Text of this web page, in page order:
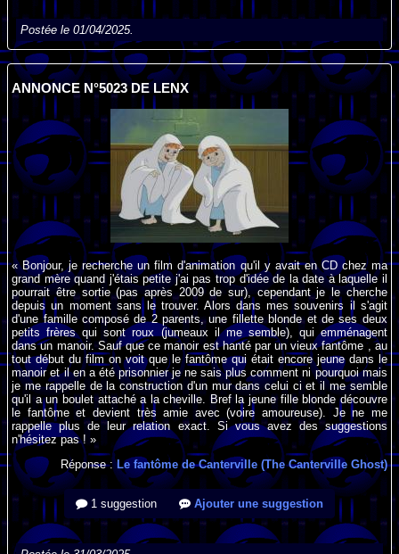
Postée le 01/04/2025.
ANNONCE N°5023 DE LENX
« Bonjour, je recherche un film d'animation qu'il y avait en CD chez ma
grand mère quand j'étais petite j'ai pas trop d'idée de la date à laquelle il
pourrait être sortie (pas après 2009 de sur), cependant je le cherche
depuis un moment sans le trouver. Alors dans mes souvenirs il s'agit
d'une famille composé de 2 parents, une fillette blonde et de ses deux
petits frères qui sont roux (jumeaux il me semble), qui emménagent
dans un manoir. Sauf que ce manoir est hanté par un vieux fantôme , au
tout début du film on voit que le fantôme qui était encore jeune dans le
manoir et il en a été prisonnier je ne sais plus comment ni pourquoi mais
je me rappelle de la construction d'un mur dans celui ci et il me semble
qu'il a un boulet attaché a la cheville. Bref la jeune fille blonde découvre
le fantôme et devient très amie avec (voire amoureuse). Je ne me
rappelle plus de leur relation exact. Si vous avez des suggestions
n'hésitez pas ! »
Réponse :Le fantôme de Canterville (The Canterville Ghost)
1 suggestion Ajouter une suggestion